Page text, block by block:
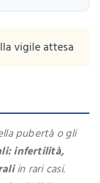
vigile attesa
pubertà o gli
infertilità,
in rari casi.